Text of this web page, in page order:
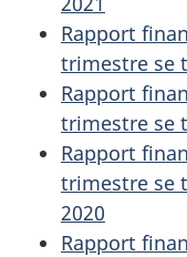
Rapport
trimestre se
Rapport
trimestre se
Rapport
trimestre se
2020
Rapport